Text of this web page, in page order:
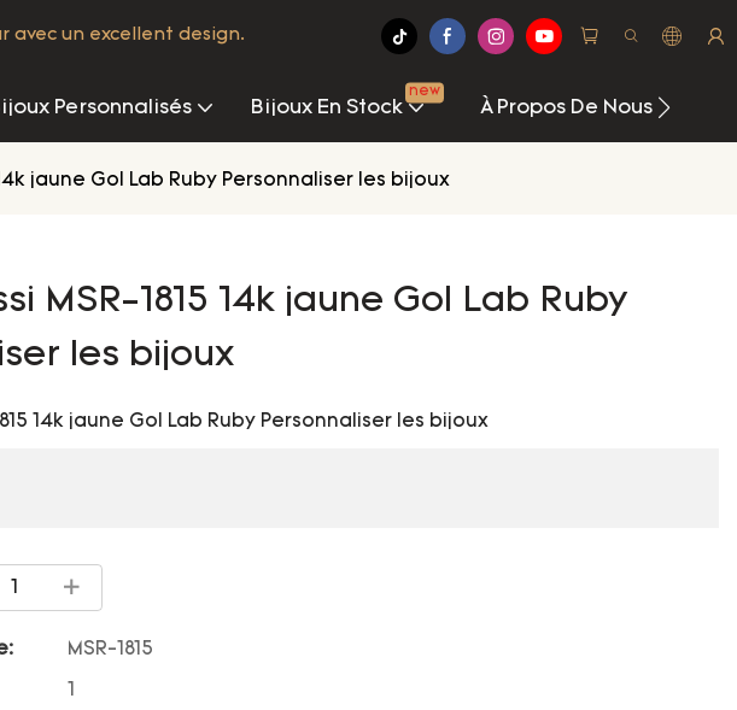
avec un excellent design.
Personnalisés Bijoux En Stock
new
À Propos De Nous
14k jaune Gol Lab Ruby Personnaliser les bijoux
MSR-1815 14k jaune Gol Lab Ruby
les bijoux
14k jaune Gol Lab Ruby Personnaliser les bijoux
MSR-1815
1